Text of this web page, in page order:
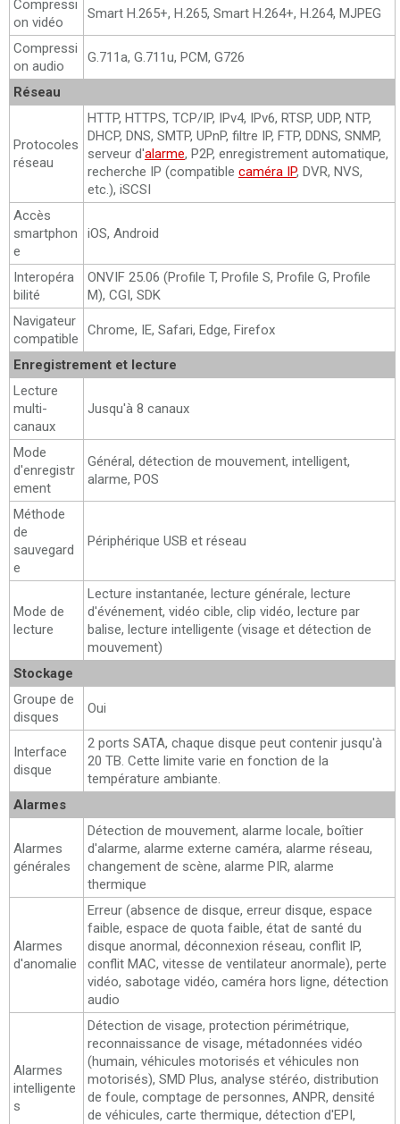
Compressi
on vidéo
Smart H.265+, H.265, Smart H.264+, H.264, MJPEG
Compressi
on audio
G.711a, G.711u, PCM, G726
Réseau
Protocoles
réseau
HTTP, HTTPS, TCP/IP, IPv4, IPv6, RTSP, UDP, NTP,
DHCP, DNS, SMTP, UPnP, filtre IP, FTP, DDNS, SNMP,
serveur d'alarme, P2P, enregistrement automatique,
recherche IP (compatible caméra IP, DVR, NVS,
etc.), iSCSI
Accès
smartphon
e
iOS, Android
Interopéra
bilité
ONVIF 25.06 (Profile T, Profile S, Profile G, Profile
M), CGI, SDK
Navigateur
compatible
Chrome, IE, Safari, Edge, Firefox
Enregistrement et lecture
Lecture
multi-
canaux
Jusqu'à 8 canaux
Mode
d'enregistr
ement
Général, détection de mouvement, intelligent,
alarme, POS
Méthode
de
sauvegard
e
Périphérique USB et réseau
Mode de
lecture
Lecture instantanée, lecture générale, lecture
d'événement, vidéo cible, clip vidéo, lecture par
balise, lecture intelligente (visage et détection de
mouvement)
Stockage
Groupe de
disques
Oui
Interface
disque
2 ports SATA, chaque disque peut contenir jusqu'à
20 TB. Cette limite varie en fonction de la
température ambiante.
Alarmes
Alarmes
générales
Détection de mouvement, alarme locale, boîtier
d'alarme, alarme externe caméra, alarme réseau,
changement de scène, alarme PIR, alarme
thermique
Alarmes
d'anomalie
Erreur (absence de disque, erreur disque, espace
faible, espace de quota faible, état de santé du
disque anormal, déconnexion réseau, conflit IP,
conflit MAC, vitesse de ventilateur anormale), perte
vidéo, sabotage vidéo, caméra hors ligne, détection
audio
Alarmes
intelligente
s
Détection de visage, protection périmétrique,
reconnaissance de visage, métadonnées vidéo
(humain, véhicules motorisés et véhicules non
motorisés), SMD Plus, analyse stéréo, distribution
de foule, comptage de personnes, ANPR, densité
de véhicules, carte thermique, détection d'EPI,